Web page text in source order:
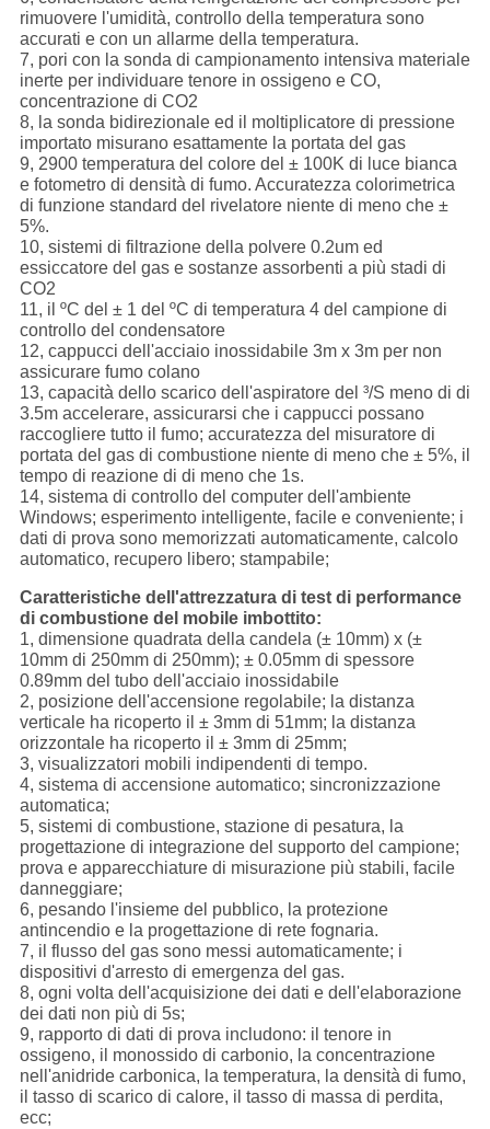
rimuovere l'umidità, controllo della temperatura sono
accurati e con un allarme della temperatura.
7, pori con la sonda di campionamento intensiva materiale
inerte per individuare tenore in ossigeno e CO,
concentrazione di CO2
8, la sonda bidirezionale ed il moltiplicatore di pressione
importato misurano esattamente la portata del gas
9, 2900 temperatura del colore del ± 100K di luce bianca
e fotometro di densità di fumo. Accuratezza colorimetrica
di funzione standard del rivelatore niente di meno che ±
5%.
10, sistemi di filtrazione della polvere 0.2um ed
essiccatore del gas e sostanze assorbenti a più stadi di
CO2
11, il ºC del ± 1 del ºC di temperatura 4 del campione di
controllo del condensatore
12, cappucci dell'acciaio inossidabile 3m x 3m per non
assicurare fumo colano
13, capacità dello scarico dell'aspiratore del ³/S meno di di
3.5m accelerare, assicurarsi che i cappucci possano
raccogliere tutto il fumo; accuratezza del misuratore di
portata del gas di combustione niente di meno che ± 5%, il
tempo di reazione di di meno che 1s.
14, sistema di controllo del computer dell'ambiente
Windows; esperimento intelligente, facile e conveniente; i
dati di prova sono memorizzati automaticamente, calcolo
automatico, recupero libero; stampabile;
Caratteristiche dell'attrezzatura di test di performance
di combustione del mobile imbottito:
1, dimensione quadrata della candela (± 10mm) x (±
10mm di 250mm di 250mm); ± 0.05mm di spessore
0.89mm del tubo dell'acciaio inossidabile
2, posizione dell'accensione regolabile; la distanza
verticale ha ricoperto il ± 3mm di 51mm; la distanza
orizzontale ha ricoperto il ± 3mm di 25mm;
3, visualizzatori mobili indipendenti di tempo.
4, sistema di accensione automatico; sincronizzazione
automatica;
5, sistemi di combustione, stazione di pesatura, la
progettazione di integrazione del supporto del campione;
prova e apparecchiature di misurazione più stabili, facile
danneggiare;
6, pesando l'insieme del pubblico, la protezione
antincendio e la progettazione di rete fognaria.
7, il flusso del gas sono messi automaticamente; i
dispositivi d'arresto di emergenza del gas.
8, ogni volta dell'acquisizione dei dati e dell'elaborazione
dei dati non più di 5s;
9, rapporto di dati di prova includono: il tenore in
ossigeno, il monossido di carbonio, la concentrazione
nell'anidride carbonica, la temperatura, la densità di fumo,
il tasso di scarico di calore, il tasso di massa di perdita,
ecc;